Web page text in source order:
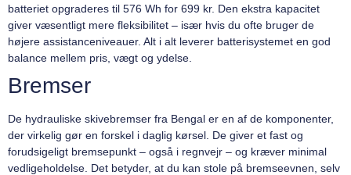
batteriet opgraderes til 576 Wh for 699 kr. Den ekstra kapacitet
giver væsentligt mere fleksibilitet – især hvis du ofte bruger de
højere assistanceniveauer. Alt i alt leverer batterisystemet en god
balance mellem pris, vægt og ydelse.
Bremser
De hydrauliske skivebremser fra Bengal er en af de komponenter,
der virkelig gør en forskel i daglig kørsel. De giver et fast og
forudsigeligt bremsepunkt – også i regnvejr – og kræver minimal
vedligeholdelse. Det betyder, at du kan stole på bremseevnen, selv